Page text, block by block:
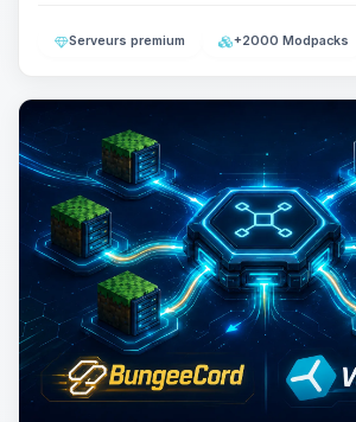
Serveurs premium +2000 Modpacks